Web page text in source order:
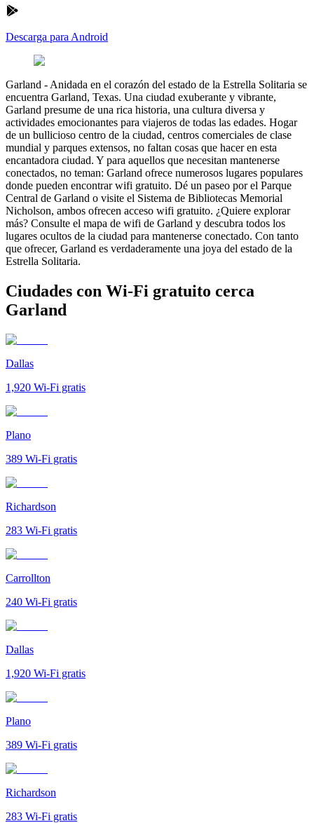
Descarga para Android
Garland - Anidada en el corazón del estado de la Estrella Solitaria se
encuentra Garland, Texas. Una ciudad exuberante y vibrante,
Garland presume de una rica historia, una cultura diversa y
actividades emocionantes para viajeros de todas las edades. Hogar
de un bullicioso centro de la ciudad, centros comerciales de clase
mundial y parques extensos, no faltan cosas que hacer en esta
encantadora ciudad. Y para aquellos que necesitan mantenerse
conectados, no teman: Garland ofrece numerosos lugares populares
donde pueden encontrar wifi gratuito. Dé un paseo por el Parque
Central de Garland o visite el Sistema de Bibliotecas Memorial
Nicholson, ambos ofrecen acceso wifi gratuito. ¿Quiere explorar
más? Consulte el mapa de wifi de Garland y descubra todos los
lugares ocultos de la ciudad para mantenerse conectado. Con tanto
que ofrecer, Garland es verdaderamente una joya del estado de la
Estrella Solitaria.
Ciudades con Wi-Fi gratuito cerca
Garland
Dallas
1,920 Wi-Fi gratis
Plano
389 Wi-Fi gratis
Richardson
283 Wi-Fi gratis
Carrollton
240 Wi-Fi gratis
Dallas
1,920 Wi-Fi gratis
Plano
389 Wi-Fi gratis
Richardson
283 Wi-Fi gratis